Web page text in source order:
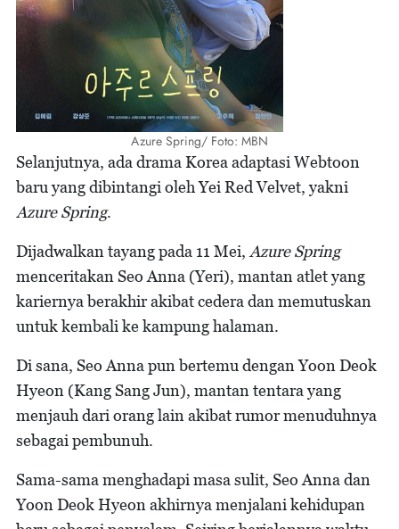
Azure Spring/ Foto: MBN
Selanjutnya, ada drama Korea adaptasi Webtoon
baru yang dibintangi oleh Yei Red Velvet, yakni
Azure Spring.
Dijadwalkan tayang pada 11 Mei, Azure Spring
menceritakan Seo Anna (Yeri), mantan atlet yang
kariernya berakhir akibat cedera dan memutuskan
untuk kembali ke kampung halaman.
Di sana, Seo Anna pun bertemu dengan Yoon Deok
Hyeon (Kang Sang Jun), mantan tentara yang
menjauh dari orang lain akibat rumor menuduhnya
sebagai pembunuh.
Sama-sama menghadapi masa sulit, Seo Anna dan
Yoon Deok Hyeon akhirnya menjalani kehidupan